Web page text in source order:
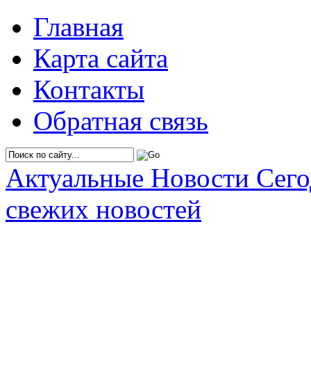
Главная
Карта сайта
Контакты
Обратная связь
Актуальные Новости
свежих новостей